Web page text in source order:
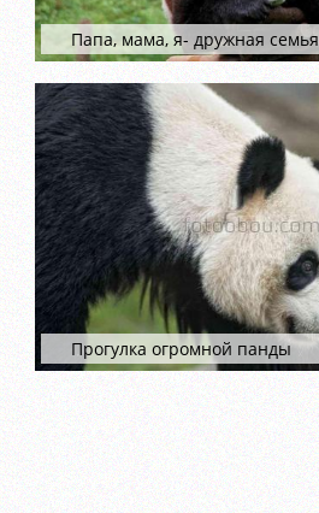
Папа, мама, я- дружная семья
Прогулка огромной панды